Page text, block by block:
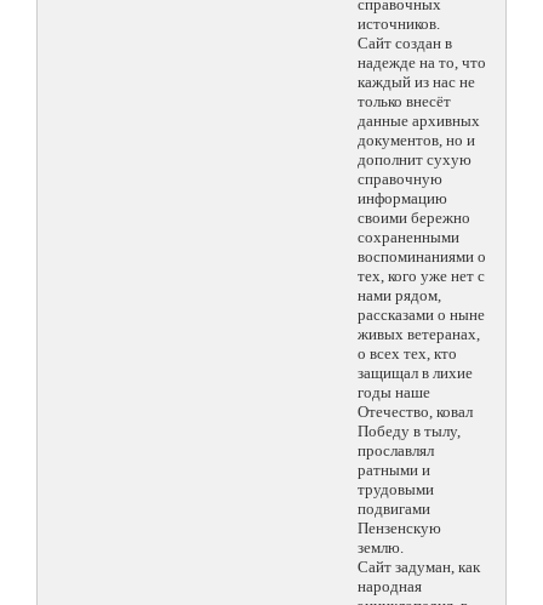
справочных
источников.
Сайт создан в
надежде на то, что
каждый из нас не
только внесёт
данные архивных
документов, но и
дополнит сухую
справочную
информацию
своими бережно
сохраненными
воспоминаниями о
тех, кого уже нет с
нами рядом,
рассказами о ныне
живых ветеранах,
о всех тех, кто
защищал в лихие
годы наше
Отечество, ковал
Победу в тылу,
прославлял
ратными и
трудовыми
подвигами
Пензенскую
землю.
Сайт задуман, как
народная